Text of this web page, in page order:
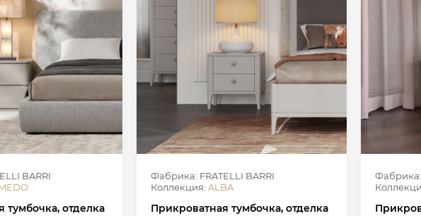
BARRI
тумбочка, отделка
Фабрика: FRATELLI BARRI
Коллекция:ALBA
Прикроватная тумбочка, отделка
Фабрика: